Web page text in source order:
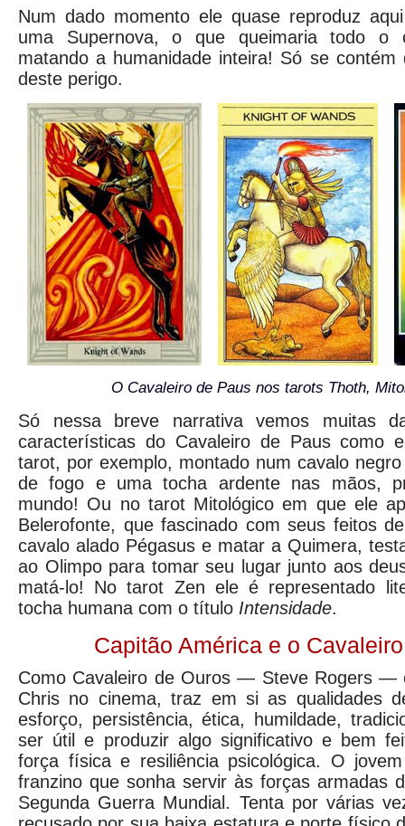
Num dado momento ele quase reproduz
uma Supernova, o que queimaria todo o
matando a humanidade inteira! Só se contém
deste perigo.
O Cavaleiro de Paus nos tarots Thoth,
Só nessa breve narrativa vemos muitas
características do Cavaleiro de Paus como
tarot, por exemplo, montado num cavalo
de fogo e uma tocha ardente nas mãos,
mundo! Ou no tarot Mitológico em que ele
Belerofonte, que fascinado com seus feitos
cavalo alado Pégasus e matar a Quimera,
ao Olimpo para tomar seu lugar junto aos
matá-lo! No tarot Zen ele é representado
tocha humana com o título Intensidade.
Capitão América e o
Como Cavaleiro de Ouros — Steve Rogers —
Chris no cinema, traz em si as qualidades
esforço, persistência, ética, humildade,
ser útil e produzir algo significativo e bem
força física e resiliência psicológica. O
franzino que sonha servir às forças armadas
Segunda Guerra Mundial. Tenta por várias